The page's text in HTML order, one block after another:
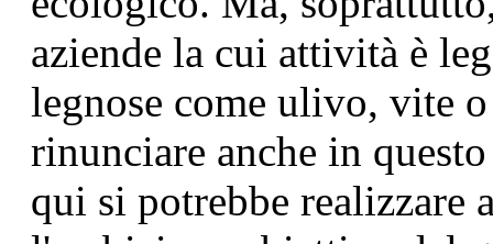
aziende la cui attività è
legnose come ulivo, vite
rinunciare anche in
qui si potrebbe realizzare